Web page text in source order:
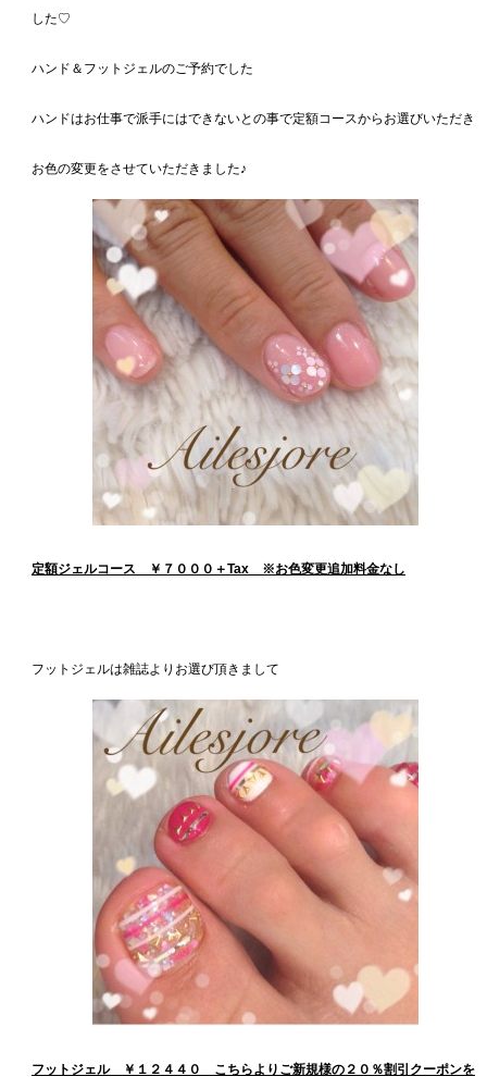
した♡
ハンド＆フットジェルのご予約でした
ハンドはお仕事で派手にはできないとの事で定額コースからお選びいただき
お色の変更をさせていただきました♪
定額ジェルコース ￥７０００＋Tax ※お色変更追加料金なし
フットジェルは雑誌よりお選び頂きまして
フットジェル ￥１２４４０ こちらよりご新規様の２０％割引クーポンを